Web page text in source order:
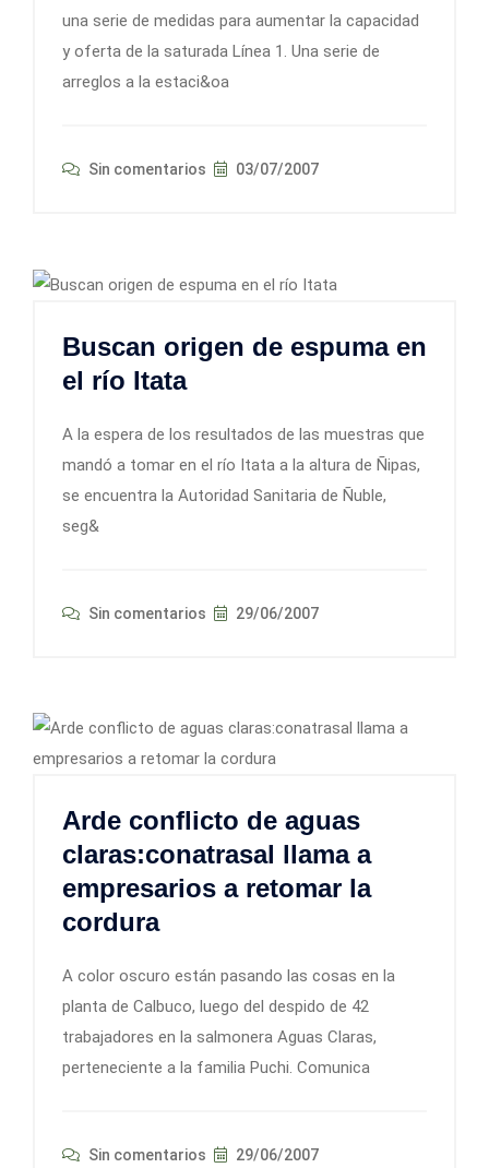
una serie de medidas para aumentar la capacidad
y oferta de la saturada Línea 1. Una serie de
arreglos a la estaci&oa
Sin comentarios 03/07/2007
Buscan origen de espuma en
el río Itata
A la espera de los resultados de las muestras que
mandó a tomar en el río Itata a la altura de Ñipas,
se encuentra la Autoridad Sanitaria de Ñuble,
seg&
Sin comentarios 29/06/2007
Arde conflicto de aguas
claras:conatrasal llama a
empresarios a retomar la
cordura
A color oscuro están pasando las cosas en la
planta de Calbuco, luego del despido de 42
trabajadores en la salmonera Aguas Claras,
perteneciente a la familia Puchi. Comunica
Sin comentarios 29/06/2007